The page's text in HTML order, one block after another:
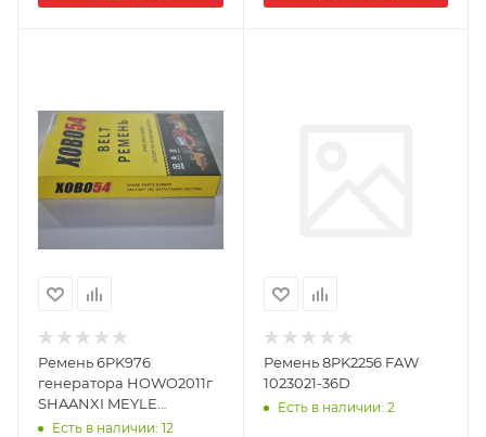
Ремень 6PK976
генератора HOWO2011г
SHAANXI MEYLE
VG1500090066
Есть в наличии: 12
Ремень 8PK2256 FAW
1023021-36D
Есть в наличии: 2